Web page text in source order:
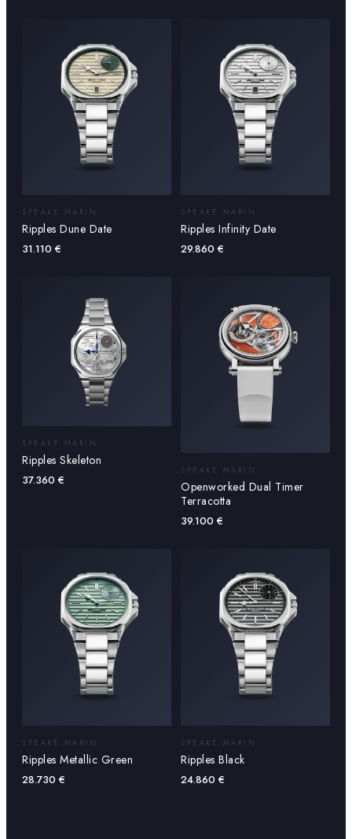
SPEAKE MARIN
Ripples Dune Date
31.110 €
SPEAKE MARIN
Ripples Infinity Date
29.860 €
SPEAKE MARIN
Ripples Skeleton
37.360 €
SPEAKE MARIN
Openworked Dual Timer
Terracotta
39.100 €
SPEAKE MARIN
Ripples Metallic Green
28.730 €
SPEAKE MARIN
Ripples Black
24.860 €